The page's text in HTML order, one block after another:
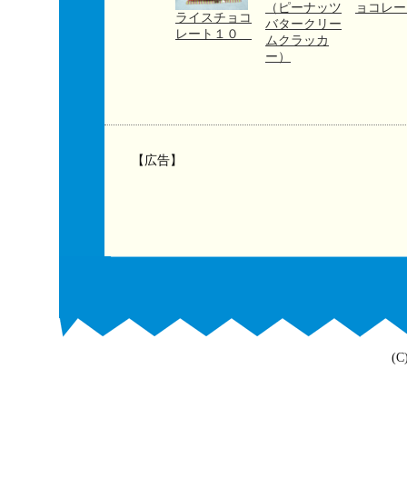
ライスチョコ
レート１０
（ピーナッツ
バタークリー
ムクラッカ
ー）
ョコレ
【広告】